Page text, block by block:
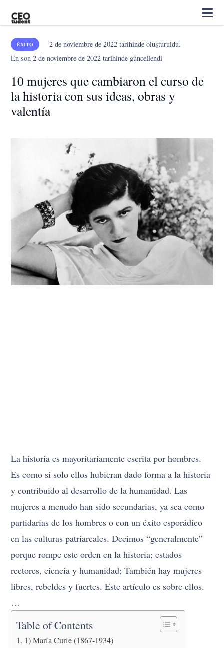
ÉXITO 2 de noviembre de 2022tarihinde oluşturuldu.
En son2 de noviembre de 2022 tarihinde güncellendi
10 mujeres que cambiaron el curso de
la historia con sus ideas, obras y
valentía
La historia es mayoritariamente escrita por hombres.
Es como si solo ellos hubieran dado forma a la historia
y contribuido al desarrollo de la humanidad. Las
mujeres a menudo han sido secundarias, ya sea como
partidarias de los hombres o con un éxito esporádico
en las culturas patriarcales. Decimos “generalmente”
porque rompe este orden en la historia; estados
rectores, ciencia y humanidad; También hay mujeres
libres, rebeldes y fuertes. Este artículo es sobre ellos.
…
Table of Contents
1) María Curie (1867-1934)